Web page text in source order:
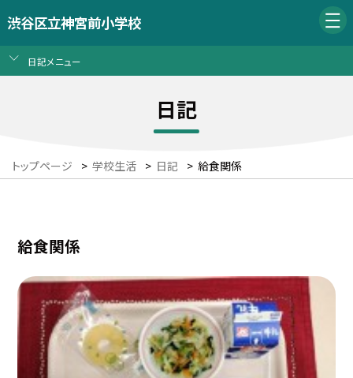
渋谷区立神宮前小学校
日記メニュー
日記
トップページ > 学校生活 > 日記 > 給食関係
給食関係